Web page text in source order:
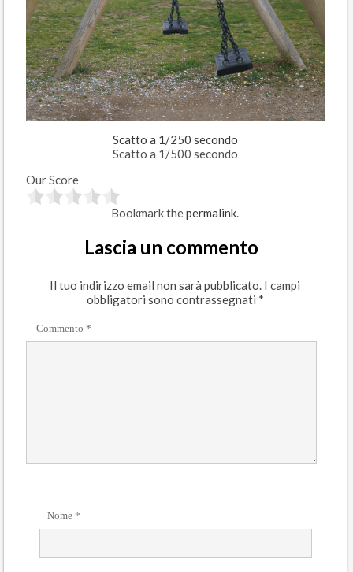
Scatto a 1/250 secondo
Scatto a 1/500 secondo
Our Score
Bookmark thepermalink.
Lascia un commento
Il tuo indirizzo email non sarà pubblicato. I campi
obbligatori sono contrassegnati *
Commento *
Nome *